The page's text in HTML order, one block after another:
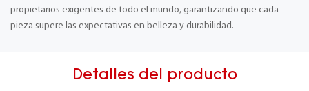
propietarios exigentes de todo el mundo, garantizando que cada
pieza supere las expectativas en belleza y durabilidad.
Detalles del producto